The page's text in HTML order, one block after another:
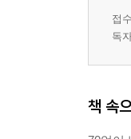
고객이
접
독
책 속